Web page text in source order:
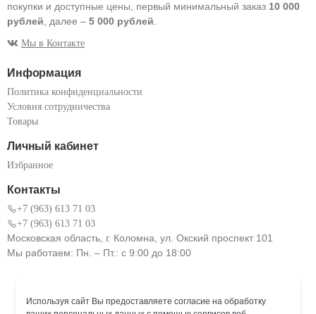
покупки и доступные цены, первый минимальный заказ 10 000
рублей , далее – 5 000 рублей
Мы в Контакте
Информация
Политика конфиденциальности
Условия сотрудничества
Товары
Личный кабинет
Избранное
Контакты
+7 (963) 613 71 03
+7 (963) 613 71 03
Московская область, г. Коломна, ул. Окский проспект 101
Мы работаем: Пн. – Пт.: с 9:00 до 18:00
Используя сайт Вы предоставляете согласие на обработку